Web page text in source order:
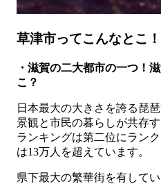
草津市ってこんなとこ！
・滋賀の二大都市の一つ！
こ？
日本最大の大きさを誇る琵
景観と市民の暮らしが共存
ランキングは第二位にラン
は13万人を超えています。
県下最大の繁華街を有して